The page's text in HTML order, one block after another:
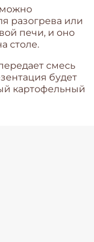
можно
разогрева или
печи, и оно
столе.
смесь
будет
картофельный